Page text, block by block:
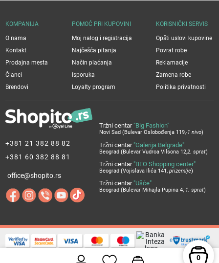
+381 21 382 88 82
+381 60 382 88 81
office@shopito.rs
Tržni centar "Big Fashion"
Novi Sad (Bulevar Oslobođenja 119,-1 nivo)
Tržni centar "Galerija Belgrade"
Beograd (Bulevar Vudroa Vilsona 12,2. sprat)
Tržni centar "BEO Shopping center"
Beograd (Vojislava Ilića 141, prizemlje)
Tržni centar "Ušće"
Beograd (Bulevar Mihajla Pupina 4, 1. sprat)
KOMPANIJA
O nama
Kontakt
Prodajna mesta
Članci
Brendovi
POMOĆ PRI KUPOVINI
Moj nalog i registracija
Najčešća pitanja
Način plaćanja
Isporuka
Loyalty program
KORISNIČKI SERVIS
Opšti uslovi kupovine
Povrat robe
Reklamacije
Zamena robe
Politika privatnosti
0